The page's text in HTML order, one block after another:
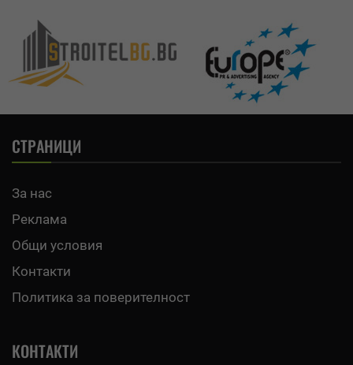
СТРАНИЦИ
За нас
Реклама
Общи условия
Контакти
Политика за поверителност
КОНТАКТИ